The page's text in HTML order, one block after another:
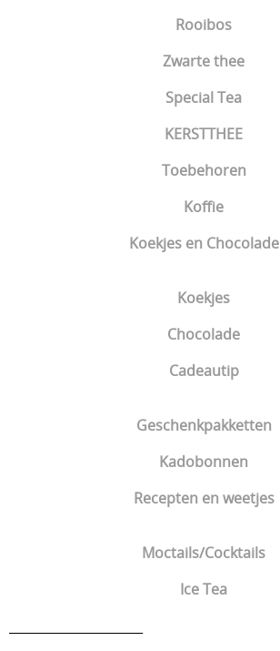
Rooibos
Zwarte thee
Special Tea
KERSTTHEE
Toebehoren
Koffie
Koekjes en Chocolade
Koekjes
Chocolade
Cadeautip
Geschenkpakketten
Kadobonnen
Recepten en weetjes
Moctails/Cocktails
Ice Tea